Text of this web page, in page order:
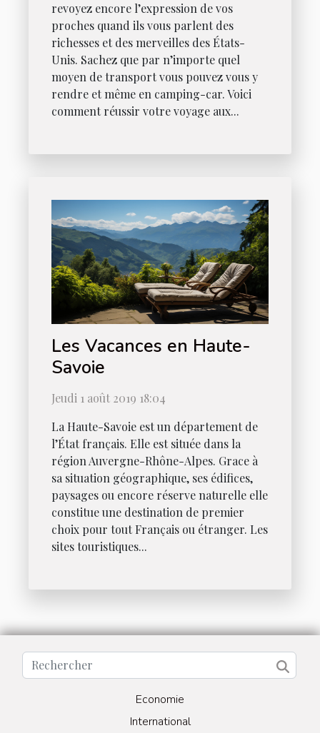
revoyez encore l’expression de vos
proches quand ils vous parlent des
richesses et des merveilles des États-
Unis. Sachez que par n’importe quel
moyen de transport vous pouvez vous y
rendre et même en camping-car. Voici
comment réussir votre voyage aux...
Les Vacances en Haute-
Savoie
Jeudi 1 août 2019 18:04
La Haute-Savoie est un département de
l’État français. Elle est située dans la
région Auvergne-Rhône-Alpes. Grace à
sa situation géographique, ses édifices,
paysages ou encore réserve naturelle elle
constitue une destination de premier
choix pour tout Français ou étranger. Les
sites touristiques...
Economie
International